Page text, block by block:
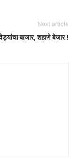
Next article
बाजार, शहाणे बेजार !